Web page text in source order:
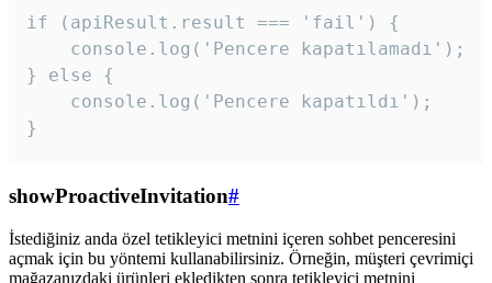
if (apiResult.result === 'fail') {
    console.log('Pencere kapatılamadı');
} else {
    console.log('Pencere kapatıldı');
}
showProactiveInvitation#
İstediğiniz anda özel tetikleyici metnini içeren sohbet penceresini
açmak için bu yöntemi kullanabilirsiniz. Örneğin, müşteri çevrimiçi
mağazanızdaki ürünleri ekledikten sonra tetikleyici metnini